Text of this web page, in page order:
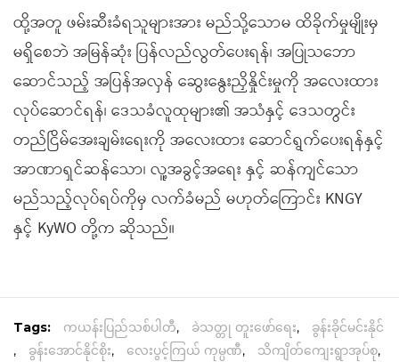
ထို့အတူ ဖမ်းဆီးခံရသူများအား မည်သို့သောမ ထိခိုက်မှုမျိုးမှ
မရှိစေဘဲ အမြန်ဆုံး ပြန်လည်လွတ်ပေးရန်၊ အပြုသဘော
ဆောင်သည့် အပြန်အလှန် ဆွေးနွေးညှိနှိုင်းမှုကို အလေးထား
လုပ်ဆောင်ရန်၊ ဒေသခံလူထုများ၏ အသံနှင့် ဒေသတွင်း
တည်ငြိမ်အေးချမ်းရေးကို အလေးထား ဆောင်ရွက်ပေးရန်နှင့်
အာဏာရှင်ဆန်သော၊ လူ့အခွင့်အရေး နှင့် ဆန်ကျင်သော
မည်သည့်လုပ်ရပ်ကိုမှ လက်ခံမည် မဟုတ်ကြောင်း KNGY
နှင့် KyWO တို့က ဆိုသည်။
Tags: ကယန်းပြည်သစ်ပါတီ, ခဲသတ္တု တူးဖော်ရေး,
ခွန်းခိုင်မင်းနိုင်
,
ခွန်းအောင်နိုင်စိုး, လေးပွင့်ကြယ် ကုမ္ပဏီ, သိကျိတ်ကျေးရွာအုပ်စု,